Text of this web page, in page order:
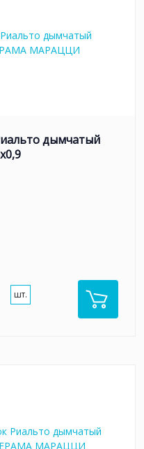
дымчатый
шт.